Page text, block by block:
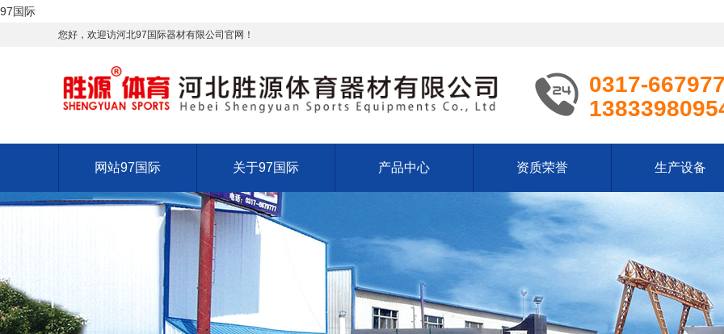
97国际
您好，欢迎访河北97国际器材有限公司官网！
0317-
网站97国际 关于97国际 产品中心 资质荣誉 生产设备